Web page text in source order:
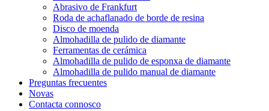
Abrasivo de Frankfurt
Roda de achaflanado de borde de resina
Disco de moenda
Almohadilla de pulido de diamante
Ferramentas de cerámica
Almohadilla de pulido de esponxa de diamante
Almohadilla de pulido manual de diamante
Preguntas frecuentes
Novas
Contacta connosco